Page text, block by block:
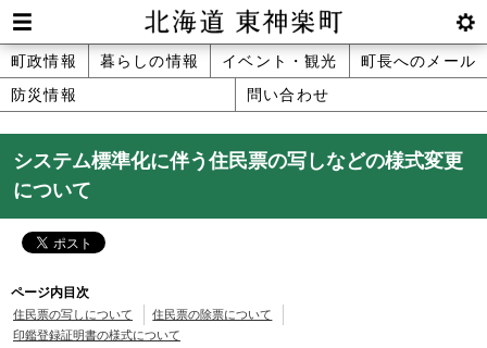
本
文
へ
メ
ー
Men
u
btnS
ettin
北海道 東神楽町 Hokkaido
メ
ニ
ュ
ー
町政情報 暮らしの情報 イベント・観光
町長へのメール
防災情報
問い合わせ
システム標準化に伴う住民票の写しなどの様式変更
について
ページ内目次
住民票の写しについて
住民票の除票について
印鑑登録証明書の様式について